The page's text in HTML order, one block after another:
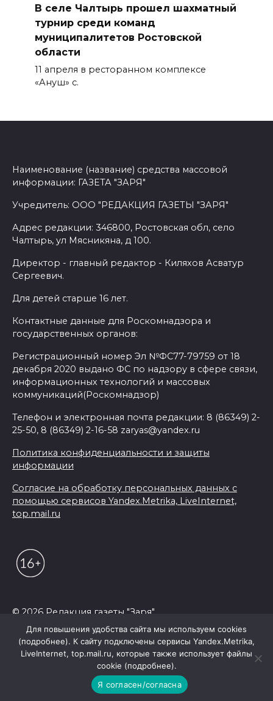
В селе Чалтырь прошел шахматный
турнир среди команд
муниципалитетов Ростовской
области
11 апреля в ресторанном комплексе
«Ануш» с.
Наименование (название) средства массовой
информации: ГАЗЕТА "ЗАРЯ"
Учредитель: ООО "РЕДАКЦИЯ ГАЗЕТЫ "ЗАРЯ"
Адрес редакции: 346800, Ростовская обл, село
Чалтырь, ул Мясникяна, д 100.
Директор - главный редактор - Киляхов Асватур
Сергеевич.
Для детей старше 16 лет.
Контактные данные для Роскомнадзора и
государственных органов:
Регистрационный номер Эл №ФС77-79759 от 18
декабря 2020 выдано ФС по надзору в сфере связи,
информационных технологий и массовых
коммуникаций(Роскомнадзор)
Телефон и электронная почта редакции: 8 (86349) 2-
25-50, 8 (86349) 2-16-58 zaryas@yandex.ru
Политика конфиденциальности и защиты
информации
Согласие на обработку персональных данных с
помощью сервисов Yandex.Metrika, LiveInternet,
top.mail.ru
© 2026 Редакция газеты "Заря"
Для повышения удобства сайта мы используем cookies
(подробнее). К сайту подключены сервисы Yandex.Metrika,
LiveInternet, top.mail.ru, которые также использует файлы
cookie (подробнее).
Я согласен/согласна